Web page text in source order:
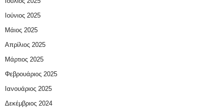
Ιούνιος 2025
Μάιος 2025
Απρίλιος 2025
Μάρτιος 2025
Φεβρουάριος 2025
Ιανουάριος 2025
Δεκέμβριος 2024